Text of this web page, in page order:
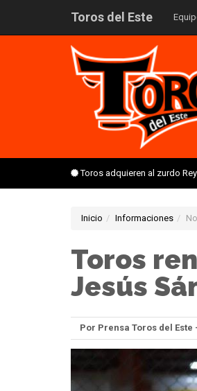
Toros del Este
Toros adquieren al zurdo
Inicio Informaciones
Toros
Jesús
Por Prensa Toros del Este